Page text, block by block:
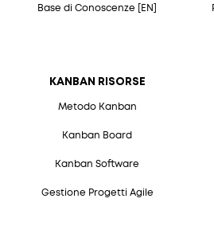
Base di Conoscenze [EN]
KANBAN RISORSE
Metodo Kanban
Kanban Board
Kanban Software
Gestione Progetti Agile